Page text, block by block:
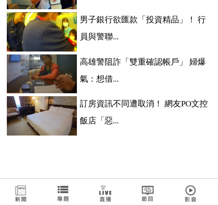
男子銀行欲匯款「投資精品」！ 行
員與警聯...
高雄警阻詐「雙重確認帳戶」 婦爆
氣：想借...
訂房資訊不同遭取消！ 網友PO文控
飯店「惡...